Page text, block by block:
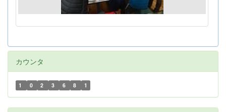
カウンタ
1 0 2 3 6 8 1